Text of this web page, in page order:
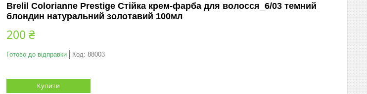
Brelil Colorianne Prestige Стійка крем-фарба для волосся_6/03 темний
блондин натуральний золотавий 100мл
200 ₴
Готово до відправки Код: 88003
Купити